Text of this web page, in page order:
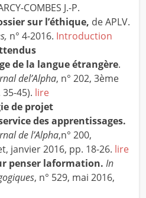
COMBES J.-P.
sur l’éthique, de APLV.
n° 4-2016. Introduction
de la langue étrangère.
del’Alpha, n° 202, 3ème
45). lire
de projet
des apprentissages.
de l’Alpha,n° 200,
janvier 2016, pp. 18-26. lire
penser laformation. In
, n° 529, mai 2016,